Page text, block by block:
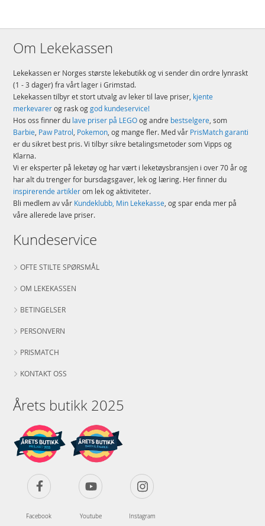
Om Lekekassen
Lekekassen er Norges største lekebutikk og vi sender din ordre lynraskt
(1 - 3 dager) fra vårt lager i Grimstad.
Lekekassen tilbyr et stort utvalg av leker til lave priser, kjente
merkevarerog rask oggod kundeservice!
Hos oss finner du lave priser på LEGOog andre bestselgere, som
Barbie, Paw Patrol, Pokemon, og mange fler. Med vår PrisMatch garanti
er du sikret best pris. Vi tilbyr sikre betalingsmetoder som Vipps og
Klarna.
Vi er eksperter på leketøy og har vært i leketøysbransjen i over 70 år og
har alt du trenger for bursdagsgaver, lek og læring. Her finner du
inspirerende artiklerom lek og aktiviteter.
Bli medlem av vår Kundeklubb, Min Lekekasse, og spar enda mer på
våre allerede lave priser.
Kundeservice
OFTE STILTE SPØRSMÅL
OM LEKEKASSEN
BETINGELSER
PERSONVERN
PRISMATCH
KONTAKT OSS
Årets butikk 2025
Facebook Youtube Instagram